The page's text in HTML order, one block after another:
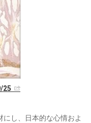
25
にし、日本的な心情およ